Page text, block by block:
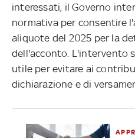
interessati, il Governo
normativa per consentire
aliquote del 2025 per la
dell'acconto. L'intervento
utile per evitare ai
dichiarazione e di